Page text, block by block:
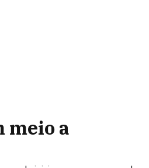
meio a